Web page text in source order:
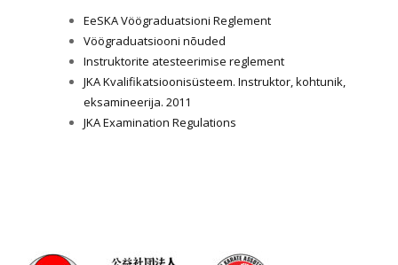
EeSKA Vöögraduatsioni Reglement
Vöögraduatsiooni nõuded
Instruktorite atesteerimise reglement
JKA Kvalifikatsioonisüsteem. Instruktor, kohtunik,
eksamineerija. 2011
JKA Examination Regulations